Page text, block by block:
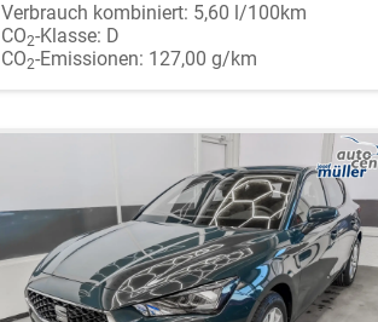
Verbrauch kombiniert: 5,60 l/100km
CO2-Klasse: D
CO2-Emissionen: 127,00 g/km